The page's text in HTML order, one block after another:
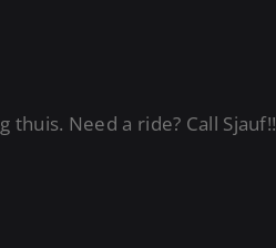
Need a ride? Call Sjauf!!